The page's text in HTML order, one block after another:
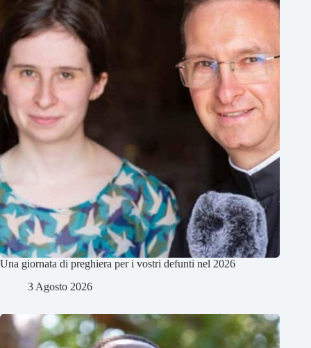
Una giornata di preghiera per i vostri defunti nel 2026
3 Agosto 2026